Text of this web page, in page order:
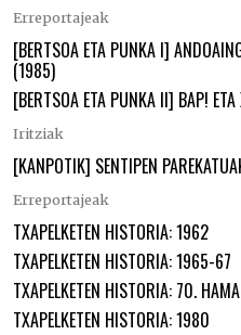
Erreportajeak
[BERTSOA ETA PUNKA I]
(1985)
[BERTSOA ETA PUNKA II] BAP!
Iritziak
[KANPOTIK] SENTIPEN
Erreportajeak
TXAPELKETEN HISTORIA: 1962
TXAPELKETEN HISTORIA: 1965-67
TXAPELKETEN HISTORIA: 70.
TXAPELKETEN HISTORIA: 1980